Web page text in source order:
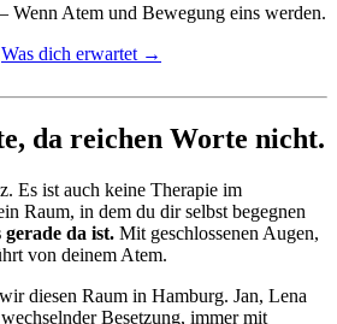
Atem und Bewegung eins werden.
Was dich erwartet →
da reichen Worte nicht.
Es ist auch keine Therapie im
Raum, in dem du dir selbst begegnen
da ist. Mit geschlossenen Augen,
von deinem Atem.
diesen Raum in Hamburg. Jan, Lena
Besetzung, immer mit